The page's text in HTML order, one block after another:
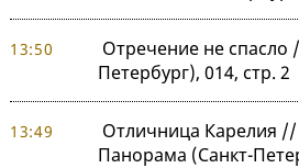
13:50
Отречение не спасло
Петербург), 014, стр. 2
13:49
Отличница Карелия
Панорама (Санкт-